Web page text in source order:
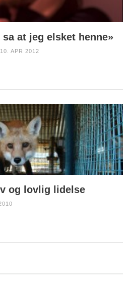
at jeg elsket henne»
APR 2012
og lovlig lidelse